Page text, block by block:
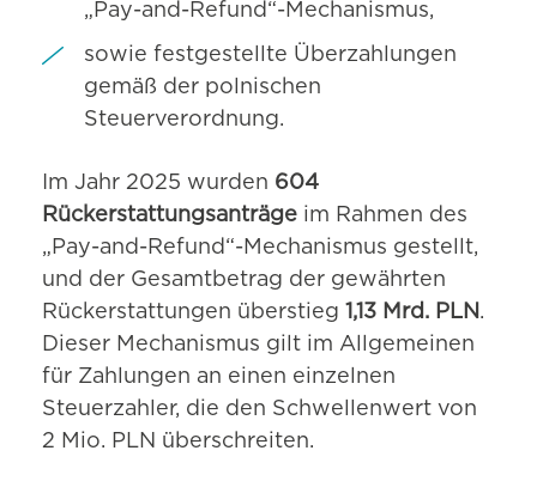
„Pay-and-Refund“-Mechanismus,
sowie festgestellte Überzahlungen
gemäß der polnischen
Steuerverordnung.
Im Jahr 2025 wurden 604
Rückerstattungsanträge im Rahmen des
„Pay-and-Refund“-Mechanismus gestellt,
und der Gesamtbetrag der gewährten
Rückerstattungen überstieg 1,13 Mrd. PLN.
Dieser Mechanismus gilt im Allgemeinen
für Zahlungen an einen einzelnen
Steuerzahler, die den Schwellenwert von
2 Mio. PLN überschreiten.